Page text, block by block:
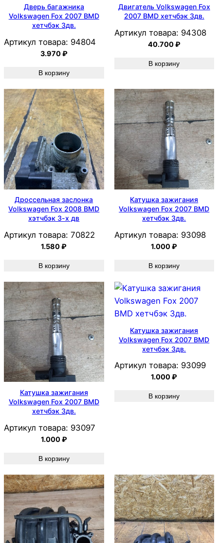
Дверь багажника
Volkswagen Fox 2007 BMD
хетчбэк 3дв.
Артикул товара: 94804
3.970₽
В корзину
Двигатель Volkswagen Fox
2007 BMD хетчбэк 3дв.
Артикул товара: 94308
40.700₽
В корзину
Дроссельная заслонка
Volkswagen Fox 2008 BMD
хэтчбэк 3-х дв
Артикул товара: 70822
1.580₽
В корзину
Катушка зажигания
Volkswagen Fox 2007 BMD
хетчбэк 3дв.
Артикул товара: 93098
1.000₽
В корзину
Катушка зажигания
Volkswagen Fox 2007 BMD
хетчбэк 3дв.
Артикул товара: 93097
1.000₽
В корзину
Катушка зажигания
Volkswagen Fox 2007 BMD
хетчбэк 3дв.
Артикул товара: 93099
1.000₽
В корзину